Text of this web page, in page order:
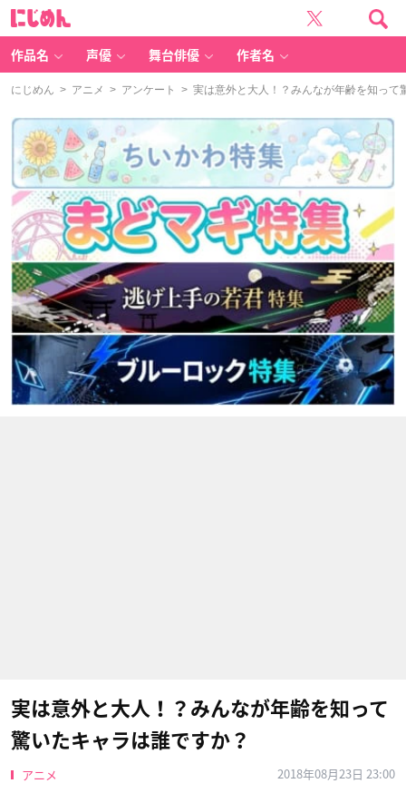
作品名 声優 舞台俳優 作者名
にじめん > アニメ > アンケート > 実は意外と大人！？みんなが年齢を知って
実は意外と大人！？みんなが年齢を知って
驚いたキャラは誰ですか？
アニメ
2018年08月23日 23:00